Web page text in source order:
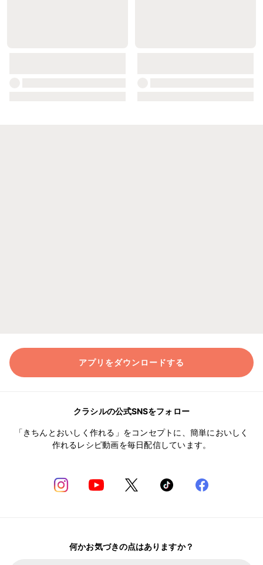
アプリをダウンロードする
クラシルの公式SNSをフォロー
「きちんとおいしく作れる」をコンセプトに、簡単においしく
作れるレシピ動画を毎日配信しています。
何かお気づきの点はありますか？